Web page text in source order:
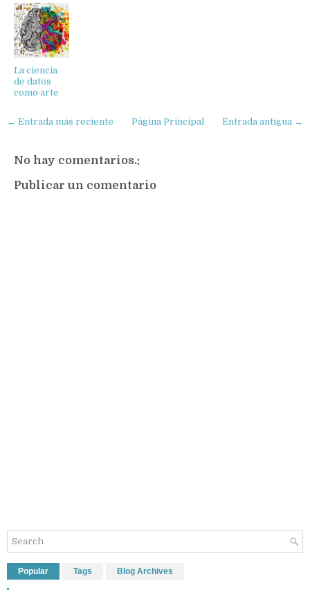
La ciencia
de datos
como arte
← Entrada más reciente Entrada antigua →
Página Principal
No hay comentarios.:
Publicar un comentario
Popular Tags Blog Archives